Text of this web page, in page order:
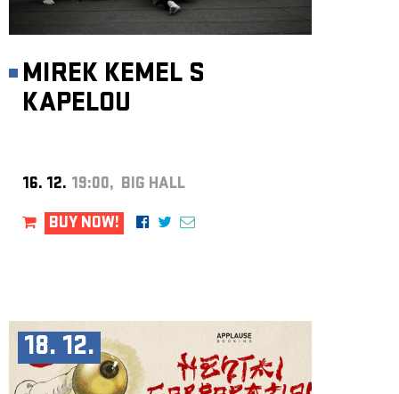
MIREK KEMEL S
KAPELOU
16. 12. 19:00, BIG HALL
BUY NOW!
18. 12.